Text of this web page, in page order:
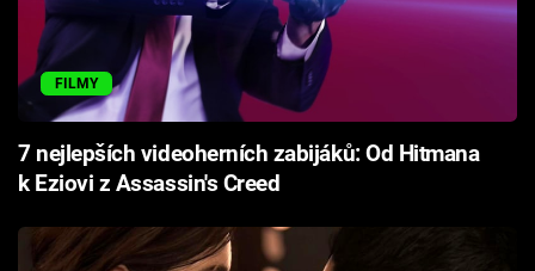
Přihlášení
Sledujte nás
FILMY
7 nejlepších videoherních zabijáků: Od Hitmana
k Eziovi z Assassin's Creed